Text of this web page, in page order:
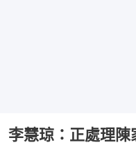
李慧琼：正處理